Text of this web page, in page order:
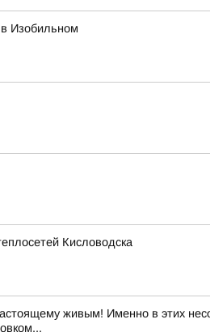
Изобильном
Кисловодска
живым! Именно в этих